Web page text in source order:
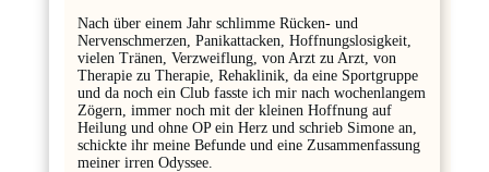
Nach über einem Jahr schlimme Rücken- und
Nervenschmerzen, Panikattacken, Hoffnungslosigkeit,
vielen Tränen, Verzweiflung, von Arzt zu Arzt, von
Therapie zu Therapie, Rehaklinik, da eine Sportgruppe
und da noch ein Club fasste ich mir nach wochenlangem
Zögern, immer noch mit der kleinen Hoffnung auf
Heilung und ohne OP ein Herz und schrieb Simone an,
schickte ihr meine Befunde und eine Zusammenfassung
meiner irren Odyssee.